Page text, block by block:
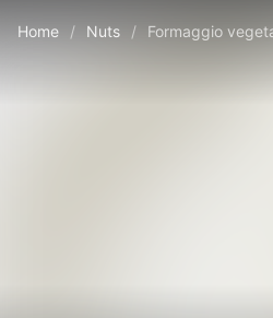
Home / Nuts / Formaggio